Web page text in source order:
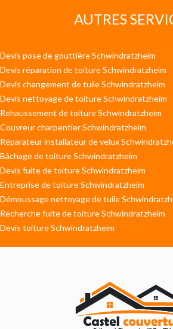
AUTRES
Devis pose de gouttière Schwindratzheim
Devis réparation de toiture Schwindratzheim
Devis changement de tuile Schwindratzheim
Devis nettoyage de toiture Schwindratzheim
Rehaussement de toiture Schwindratzheim
Couvreur charpentier Schwindratzheim
Réparateur installateur de velux
Bâchage de toiture Schwindratzheim
Devis fuite de toiture Schwindratzheim
Entreprise de toiture Schwindratzheim
Démoussage nettoyage de tuile
Recherche fuite de toiture Schwindratzheim
Devis toiture Schwindratzheim